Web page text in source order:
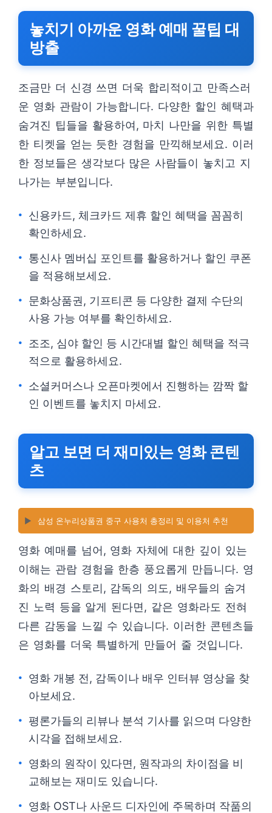
놓치기 아까운 영화 예매 꿀팁 대
방출
조금만 더 신경 쓰면 더욱 합리적이고 만족스러
운 영화 관람이 가능합니다. 다양한 할인 혜택과
숨겨진 팁들을 활용하여, 마치 나만을 위한 특별
한 티켓을 얻는 듯한 경험을 만끽해보세요. 이러
한 정보들은 생각보다 많은 사람들이 놓치고 지
나가는 부분입니다.
신용카드, 체크카드 제휴 할인 혜택을 꼼꼼히
확인하세요.
통신사 멤버십 포인트를 활용하거나 할인 쿠폰
을 적용해보세요.
문화상품권, 기프티콘 등 다양한 결제 수단의
사용 가능 여부를 확인하세요.
조조, 심야 할인 등 시간대별 할인 혜택을 적극
적으로 활용하세요.
소셜커머스나 오픈마켓에서 진행하는 깜짝 할
인 이벤트를 놓치지 마세요.
알고 보면 더 재미있는 영화 콘텐
츠
▶️ 삼성 온누리상품권 중구 사용처 총정리 및 이용처 추천
영화 예매를 넘어, 영화 자체에 대한 깊이 있는
이해는 관람 경험을 한층 풍요롭게 만듭니다. 영
화의 배경 스토리, 감독의 의도, 배우들의 숨겨
진 노력 등을 알게 된다면, 같은 영화라도 전혀
다른 감동을 느낄 수 있습니다. 이러한 콘텐츠들
은 영화를 더욱 특별하게 만들어 줄 것입니다.
영화 개봉 전, 감독이나 배우 인터뷰 영상을 찾
아보세요.
평론가들의 리뷰나 분석 기사를 읽으며 다양한
시각을 접해보세요.
영화의 원작이 있다면, 원작과의 차이점을 비
교해보는 재미도 있습니다.
영화 OST나 사운드 디자인에 주목하며 작품의